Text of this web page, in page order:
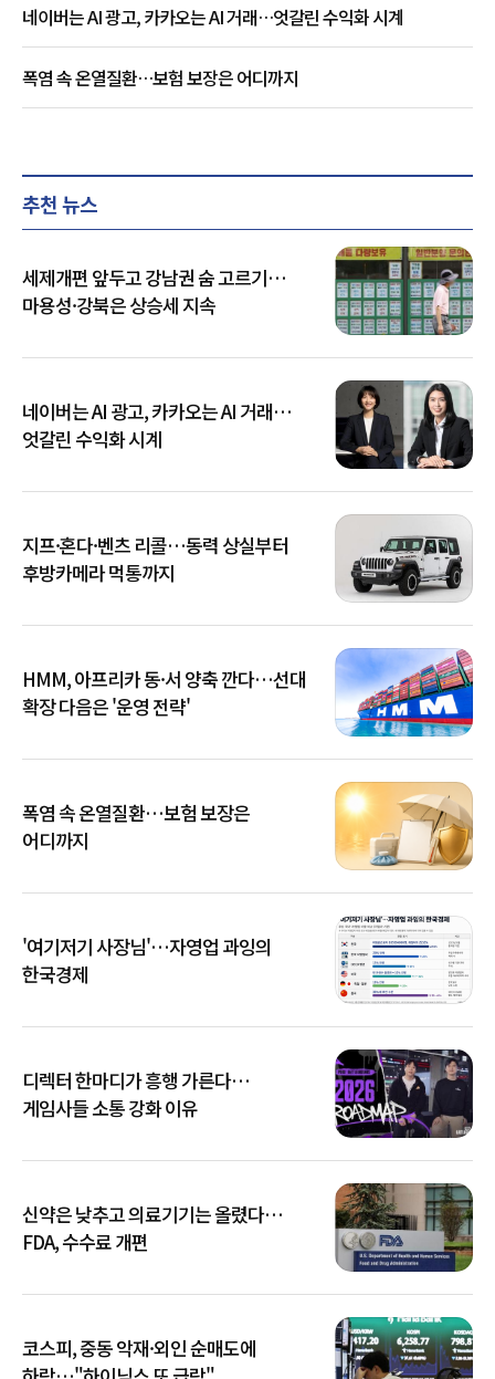
네이버는 AI 광고, 카카오는 AI 거래…엇갈린 수익화 시계
폭염 속 온열질환…보험 보장은 어디까지
추천 뉴스
세제개편 앞두고 강남권 숨 고르기…
마용성·강북은 상승세 지속
네이버는 AI 광고, 카카오는 AI 거래…
엇갈린 수익화 시계
지프·혼다·벤츠 리콜…동력 상실부터
후방카메라 먹통까지
HMM, 아프리카 동·서 양축 깐다…선대
확장 다음은 '운영 전략'
폭염 속 온열질환…보험 보장은
어디까지
'여기저기 사장님'…자영업 과잉의
한국경제
디렉터 한마디가 흥행 가른다…
게임사들 소통 강화 이유
신약은 낮추고 의료기기는 올렸다…
FDA, 수수료 개편
코스피, 중동 악재·외인 순매도에